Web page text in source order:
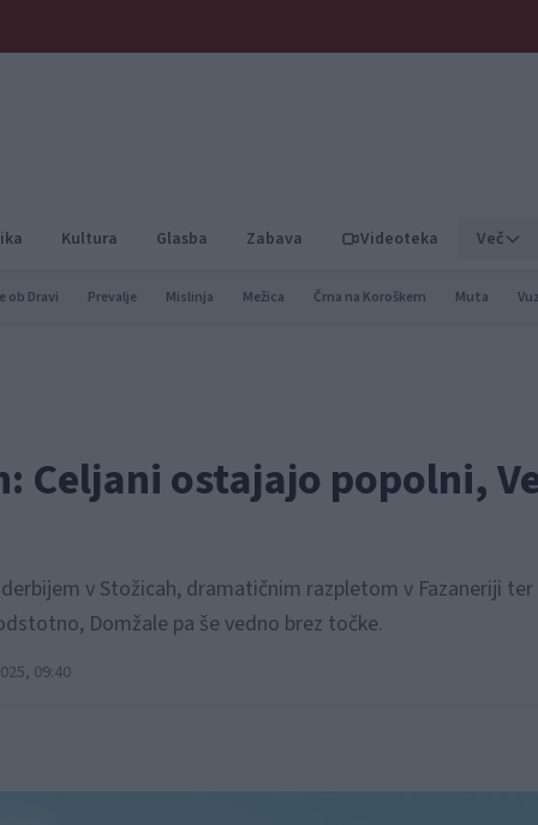
Kultura Glasba Zabava Videoteka Več
ob Dravi Prevalje Mislinja Mežica Črna na Koroškem Muta
Celjani ostajajo popolni,
v Stožicah, dramatičnim razpletom v Fazaneriji
Domžale pa še vedno brez točke.
09:40